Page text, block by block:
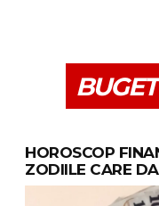
HOROSCOP
ZODIILE CARE